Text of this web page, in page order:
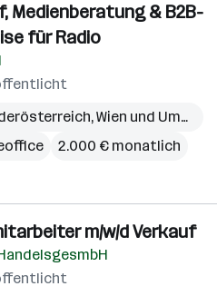
Medienberatung & B2B-
für Radio
,Wien und Umgebung
2.000 € monatlich
m/w/d Verkauf